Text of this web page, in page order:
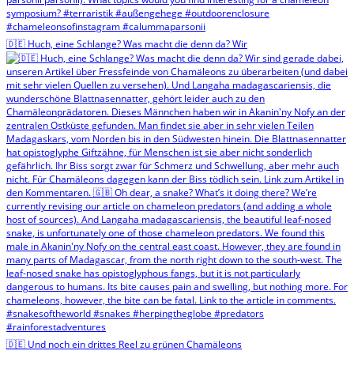
🇩🇪 Huch, eine Schlange? Was macht die denn da? Wir
🇩🇪 Und noch ein drittes Reel zu grünen Chamäleons